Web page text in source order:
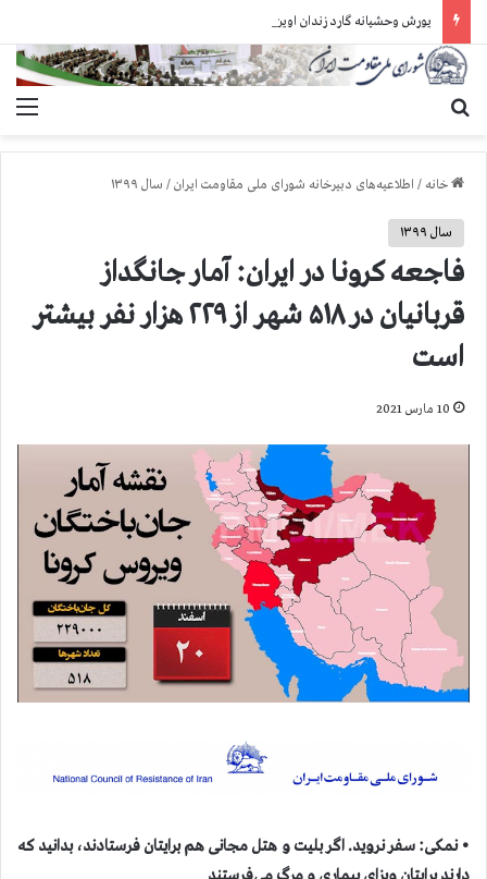
یورش وحشیانه گارد زندان اوین به سالن ۵ بند ۷ و ضرب و شتم زندانیان
خانه / اطلاعیه‌های دبیرخانه شورای ملی مقاومت ایران/ سال ۱۳۹۹
سال ۱۳۹۹
فاجعه كرونا در ايران: آمار جانگداز
قربانيان در ۵۱۸ شهر از ۲۲۹ هزار نفر بيشتر
است
10 مارس 2021
• نمکی: سفر نروید. اگر بلیت و هتل مجانی هم برایتان فرستادند، بدانید که